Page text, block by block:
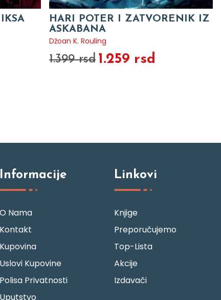
HARI POTER I ZATVORENIK IZ
ASKABANA
Džoan K. Rouling
1.399 rsd 1.259 rsd
Informacije
O Nama
Kontakt
Kupovina
Uslovi Kupovine
Polisa Privatnosti
Uputstvo
Linkovi
Knjige
Preporučujemo
Top-Lista
Akcije
Izdavači